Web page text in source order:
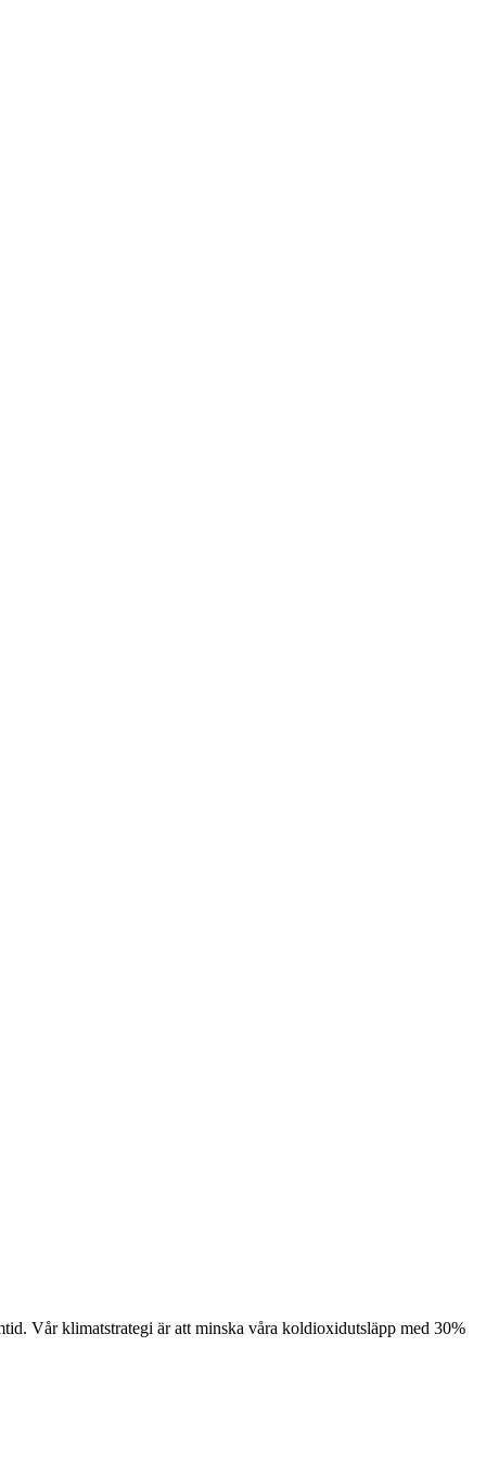
Vår klimatstrategi är att minska våra koldioxidutsläpp med 30%